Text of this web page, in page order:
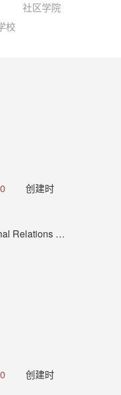
社区学院
校
创建时
Cardiff CF10 3PA,Wales, UK.
创建时